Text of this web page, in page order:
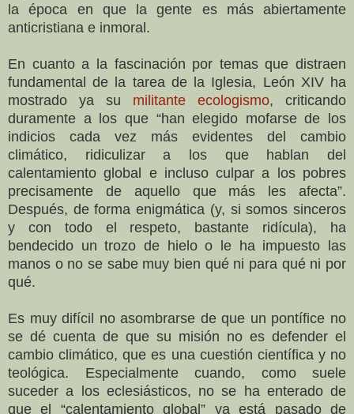
la época en que la gente es más abiertamente
anticristiana e inmoral.
En cuanto a la fascinación por temas que distraen
fundamental de la tarea de la Iglesia, León XIV ha
mostrado ya su militante ecologismo, criticando
duramente a los que “han elegido mofarse de los
indicios cada vez más evidentes del cambio
climático, ridiculizar a los que hablan del
calentamiento global e incluso culpar a los pobres
precisamente de aquello que más les afecta”.
Después, de forma enigmática (y, si somos sinceros
y con todo el respeto, bastante ridícula), ha
bendecido un trozo de hielo o le ha impuesto las
manos o no se sabe muy bien qué ni para qué ni por
qué.
Es muy difícil no asombrarse de que un pontífice no
se dé cuenta de que su misión no es defender el
cambio climático, que es una cuestión científica y no
teológica. Especialmente cuando, como suele
suceder a los eclesiásticos, no se ha enterado de
que el “calentamiento global” ya está pasado de